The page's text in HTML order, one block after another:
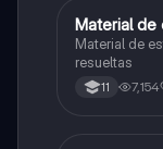
ICFES:
Material de
Material de
resueltas
11 7,154